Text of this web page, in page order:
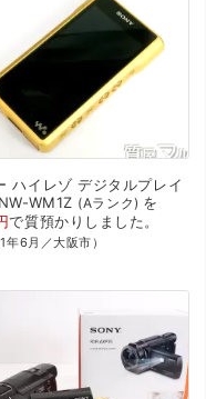
ハイレゾデジタルプレイ
NW-WM1Z Aランク を
で質預かり しました。
年6月／大阪市）